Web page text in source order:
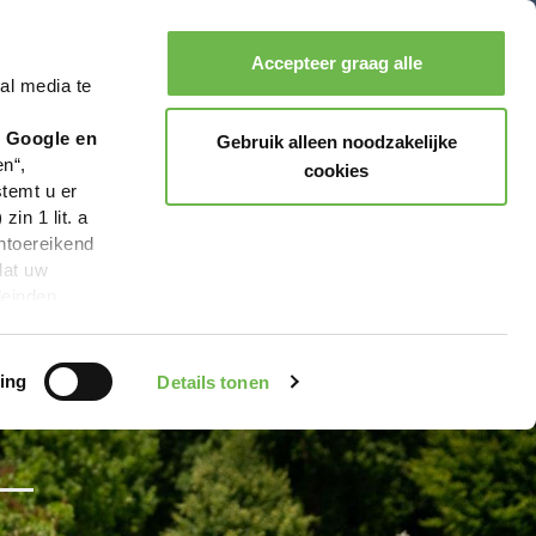
media te
en
u er
zin 1 lit. a
uw
Details tonen
Accepteer graag alle
Gebruik alleen noodzakelijke
cookies
Boeken Menu